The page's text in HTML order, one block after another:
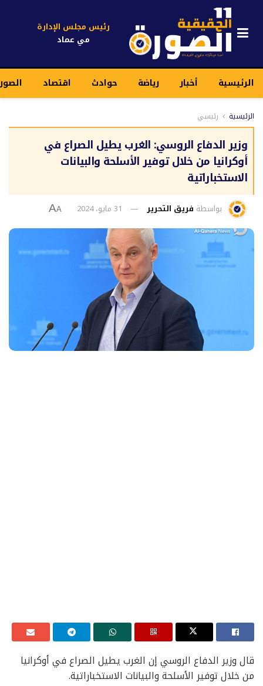
رئيس مجلس الإدارة
مي عماد
الرئيسية أخبار رياضة حوادث اقتصاد
الرئيسية رئيسي
وزير الدفاع الروسي: الغرب يطيل الصراع في
أوكرانيا من خلال توفير الأسلحة والبيانات
الاستخباراتية
بواسطة فريق التحرير 31 مايو، 2024 A
A
قال وزير الدفاع الروسي إن الغرب يطيل الصراع في أوكرانيا
من خلال توفير الأسلحة والبيانات الاستخباراتية.